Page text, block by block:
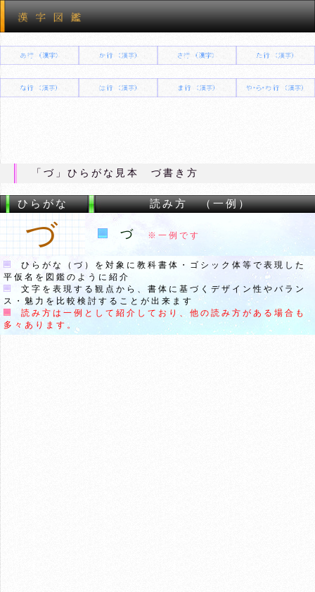
「づ」ひらがな見本 づ書き方
ひらがな 読み方 （一例）
づ づ ※一例です
ひらがな（づ）を対象に教科書体・ゴシック体等で表現した
平仮名を図鑑のように紹介
文字を表現する観点から、書体に基づくデザイン性やバラン
ス・魅力を比較検討することが出来ます
読み方は一例として紹介しており、他の読み方がある場合も
多々あります。